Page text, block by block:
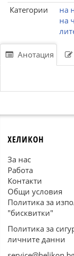
Категории
на
на
Анотация
ХЕЛИКОН
За нас
Работа
Контакти
Общи условия
Политика за
"бисквитки"
Политика за
личните данни